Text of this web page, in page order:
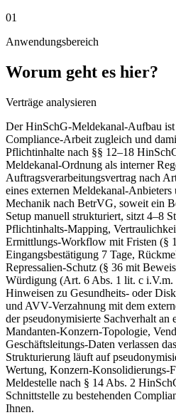
01
Anwendungsbereich
Worum geht es hier?
Verträge analysieren
Der HinSchG-Meldekanal-Aufbau ist
Compliance-Arbeit zugleich und
Pflichtinhalte nach §§ 12–18
Meldekanal-Ordnung als interner
Auftragsverarbeitungsvertrag nach
eines externen Meldekanal-
Mechanik nach BetrVG, soweit ein
Setup manuell strukturiert, sitzt 4–8
Pflichtinhalts-Mapping,
Ermittlungs-Workflow mit Fristen (§
Eingangsbestätigung 7 Tage,
Repressalien-Schutz (§ 36 mit
Würdigung (Art. 6 Abs. 1 lit. c
Hinweisen zu Gesundheits- oder
und AVV-Verzahnung mit dem
der pseudonymisierte Sachverhalt
Mandanten-Konzern-Topologie,
Geschäftsleitungs-Daten verlassen
Strukturierung läuft auf
Wertung, Konzern-Konsolidierungs-
Meldestelle nach § 14 Abs. 2
Schnittstelle zu bestehenden
Ihnen.